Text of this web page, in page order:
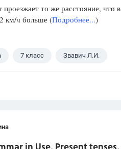
то же расстояние, что
км/ч больше (Подробнее...)
7 класс Звавич Л.И.